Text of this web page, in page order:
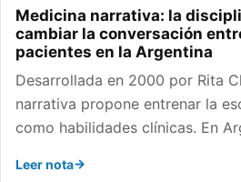
Medicina narrativa: la
cambiar la conversación
pacientes en la Argentina
Desarrollada en 2000 por Rita
narrativa propone entrenar la
como habilidades clínicas. En
Leer nota